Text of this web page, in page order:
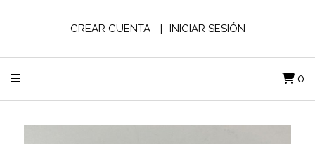
CREAR CUENTA INICIAR SESIÓN
0